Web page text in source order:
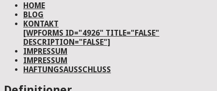
HOME
BLOG
KONTAKT
[WPFORMS ID="4926" TITLE="FALSE"
DESCRIPTION="FALSE"]
IMPRESSUM
IMPRESSUM
HAFTUNGSAUSSCHLUSS